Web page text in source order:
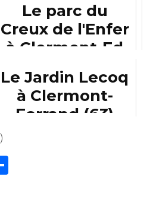
Le parc du
Creux de l'Enfer
à Clermont-Fd
Sud
Le Jardin Lecoq
à Clermont-
Ferrand (63)